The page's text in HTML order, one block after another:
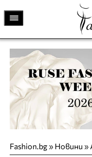
Fashion.bg» Новини »